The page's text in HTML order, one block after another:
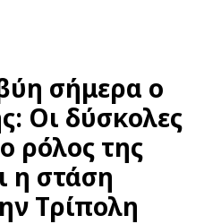
σήμερα ο
Οι δύσκολες
ρόλος της
η στάση
Τρίπολη